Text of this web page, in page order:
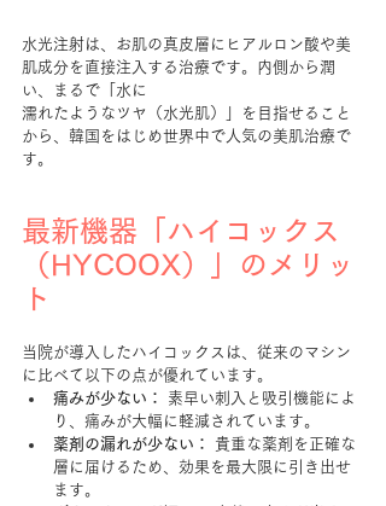
水光注射は、お肌の真皮層にヒアルロン酸や美
肌成分を直接注入する治療です。内側から潤
い、まるで「水に
濡れたようなツヤ（水光肌）」を目指せること
から、韓国をはじめ世界中で人気の美肌治療で
す。
最新機器「ハイコックス
（HYCOOX）」のメリッ
ト
当院が導入したハイコックスは、従来のマシン
に比べて以下の点が優れています。
痛みが少ない：
素早い刺入と吸引機能によ
り、痛みが大幅に軽減されています。
薬剤の漏れが少ない：
貴重な薬剤を正確な
層に届けるため、効果を最大限に引き出せ
ます。